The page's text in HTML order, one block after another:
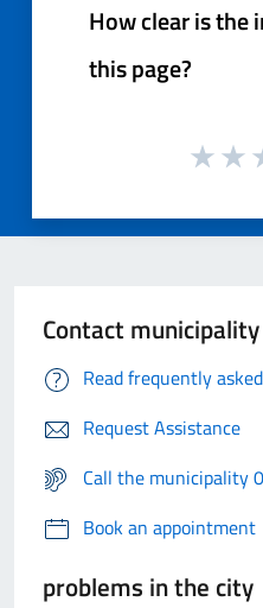
How clear is the
this page?
Contact municipality
Read frequently
Request Assistance
Call the municipality
Book an appointment
problems in the city